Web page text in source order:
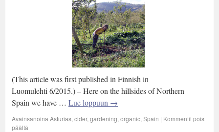
(This article was first published in Finnish in
Luomulehti 6/2015.) – Here on the hillsides of Northern
Spain we have … Lue loppuun →
Avainsanoina Asturias, cider, gardening, organic, Spain | Kommentit pois
päältä